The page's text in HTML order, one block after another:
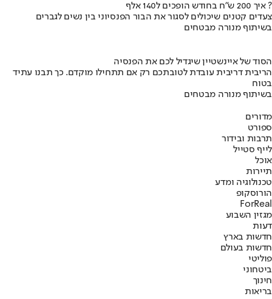
איך 200 ש"ח בחודש הופכים ל140 אלף ?
צעדים קטנים שיכולים לסגור את הבור הפנסיוני בין נשים לגברים
בשיתוף מנורה מבטחים
הסוד של איינשטיין שיגדיל לכם את הפנסיה
הריבית דריבית עובדת לטובתכם רק אם תתחילו מוקדם. כך תבנו עתיד
בטוח
בשיתוף מנורה מבטחים
מדורים
ספורט
תרבות ובידור
לייף סטייל
אוכל
תיירות
טכנולוגיה ומדע
הורוסקופ
ForReal
מגזין השבוע
דעות
חדשות בארץ
חדשות בעולם
פוליטי
ביטחוני
חינוך
בריאות